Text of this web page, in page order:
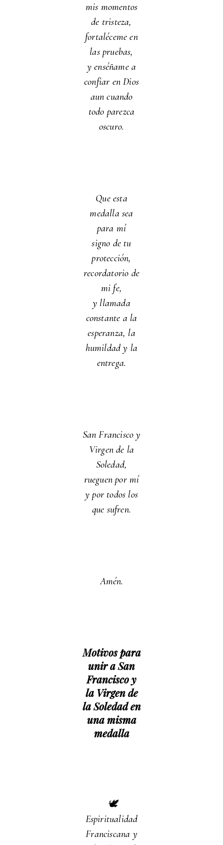
mis momentos
de tristeza,
fortaléceme en
las pruebas,
y enséñame a
confiar en Dios
aun cuando
todo parezca
oscuro.
Que esta
medalla sea
para mí
signo de tu
protección,
recordatorio de
mi fe,
y llamada
constante a la
esperanza, la
humildad y la
entrega.
San Francisco y
Virgen de la
Soledad,
rueguen por mí
y por todos los
que sufren.
Amén.
Motivos para
unir a San
Francisco y
la Virgen de
la Soledad en
una misma
medalla
🕊️
Espiritualidad
Franciscana y